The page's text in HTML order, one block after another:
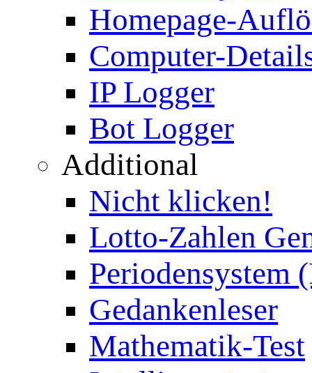
Homepage-
Computer-
IP Logger
Bot Logger
Additional
Nicht klicken!
Lotto-Zahlen
Periodensystem
Gedankenleser
Mathematik-Test